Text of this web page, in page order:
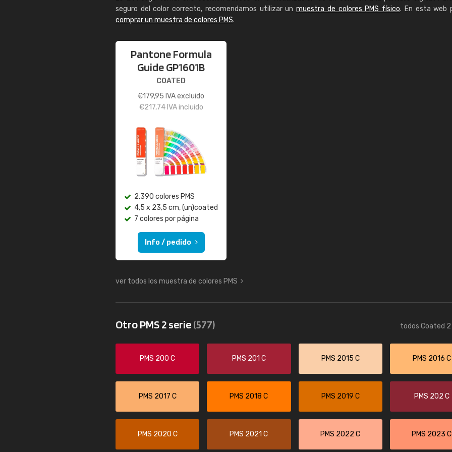
seguro del color correcto, recomendamos utilizar unmuestra de colores PMS físico. En esta web
comprar un muestra de colores PMS.
Pantone Formula
Guide GP1601B
COATED
€179,95 IVA excluido
€217,74IVA incluido
2.390 colores PMS
4,5 x 23,5 cm, (un)coated
7 colores por página
Info / pedido
ver todos los muestra de colores PMS
Otro PMS 2 serie(577) todos Coated 2
PMS 200 C PMS 201 C PMS 2015 C PMS 2016 C
PMS 2017 C PMS 2018 C PMS 2019 C PMS 202 C
PMS 2020 C PMS 2021 C PMS 2022 C PMS 2023 C